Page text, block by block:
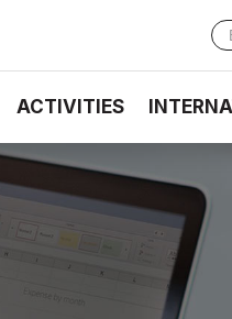
ACTIVITIES